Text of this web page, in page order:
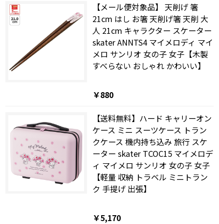
【メール便対象品】 天削げ 箸
21cm はし お箸 天削げ箸 天削 大
人 21cm キャラクター スケーター
skater ANNTS4 マイメロディ マイ
メロ サンリオ 女の子 女子【木製
すべらない おしゃれ かわいい】
￥880
【送料無料】ハード キャリーオン
ケース ミニ スーツケース トラン
クケース 機内持ち込み 旅行 スケ
ーター skater TCOC15 マイメロデ
ィ マイメロ サンリオ 女の子 女子
【軽量 収納 トラベル ミニトラン
ク 手提げ 出張】
￥5,170